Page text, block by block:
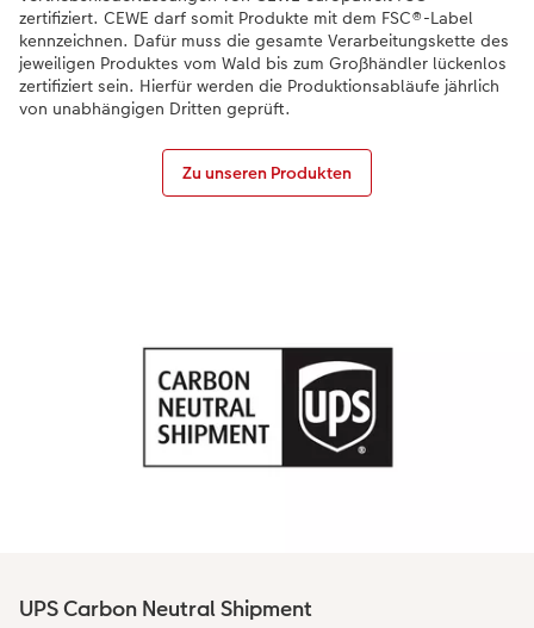
Anleitungen & Hilfe
Inspiration
Neuheiten
im Wunschformat
Neuheiten
Extras
Digitale Grußkarte
CEWE myPhotos
Neuheiten
CEWE myPhotos
Neuheiten
zertifiziert. CEWE darf somit Produkte mit dem FSC®-Label
kennzeichnen. Dafür muss die gesamte Verarbeitungskette des
jeweiligen Produktes vom Wald bis zum Großhändler lückenlos
zertifiziert sein. Hierfür werden die Produktionsabläufe jährlich
von unabhängigen Dritten geprüft.
Zu unseren Produkten
UPS Carbon Neutral Shipment